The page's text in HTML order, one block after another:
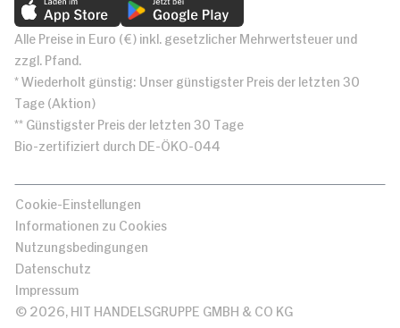
Alle Preise in Euro (€) inkl. gesetzlicher Mehrwertsteuer und
zzgl. Pfand.
* Wiederholt günstig: Unser günstigster Preis der letzten 30
Tage (Aktion)
** Günstigster Preis der letzten 30 Tage
Bio-zertifiziert durch DE-ÖKO-044
Cookie-Einstellungen
Informationen zu Cookies
Nutzungsbedingungen
Datenschutz
Impressum
© 2026, HIT HANDELSGRUPPE GMBH & CO KG